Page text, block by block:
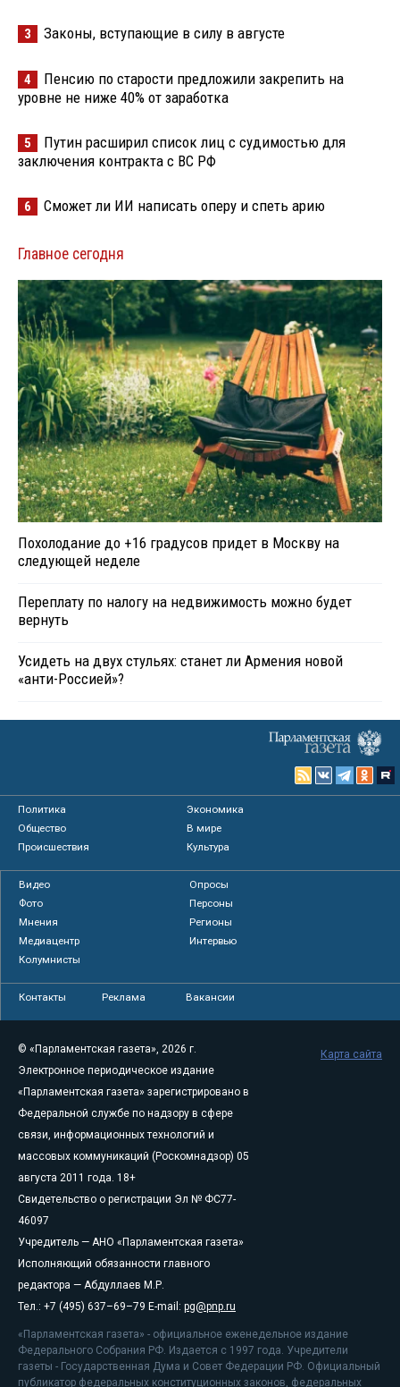
3 Законы, вступающие в силу в августе
4
Пенсию по старости предложили закрепить на
уровне не ниже 40% от заработка
5
Путин расширил список лиц с судимостью для
заключения контракта с ВС РФ
6 Сможет ли ИИ написать оперу и спеть арию
Главное сегодня
Похолодание до +16 градусов придет в Москву на
следующей неделе
Переплату по налогу на недвижимость можно будет
вернуть
Усидеть на двух стульях: станет ли Армения новой
«анти-Россией»?
Политика
Экономика
Общество
В мире
Происшествия
Культура
Видео
Опросы
Фото
Персоны
Мнения
Регионы
Медиацентр
Интервью
Колумнисты
Контакты Реклама Вакансии
© «Парламентская газета», 2026 г.
Электронное периодическое издание
«Парламентская газета» зарегистрировано в
Федеральной службе по надзору в сфере
связи, информационных технологий и
массовых коммуникаций (Роскомнадзор) 05
августа 2011 года. 18+
Свидетельство о регистрации Эл № ФС77-
46097
Учредитель — АНО «Парламентская газета»
Исполняющий обязанности главного
редактора — Абдуллаев М.Р.
Тел.: +7 (495) 637–69–79 E-mail: pg@pnp.ru
«Парламентская газета» - официальное еженедельное издание
Федерального Собрания РФ. Издается с 1997 года. Учредители
газеты - Государственная Дума и Совет Федерации РФ. Официальный
публикатор федеральных конституционных законов, федеральных
Карта сайта